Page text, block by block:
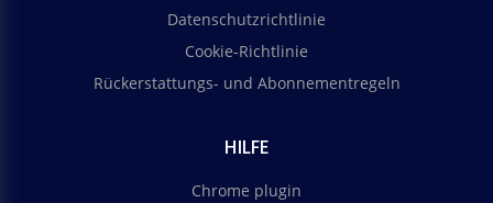
Datenschutzrichtlinie
Cookie-Richtlinie
Rückerstattungs- und Abonnementregeln
HILFE
Chrome plugin